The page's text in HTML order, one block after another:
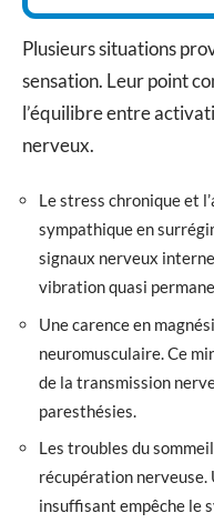
Plusieurs situations
sensation. Leur point
l’équilibre entre
nerveux.
Le stress chronique et
sympathique en
signaux nerveux
vibration quasi
Une carence en
neuromusculaire. Ce
de la transmission
paresthésies.
Les troubles du
récupération nerveuse.
insuffisant empêche le